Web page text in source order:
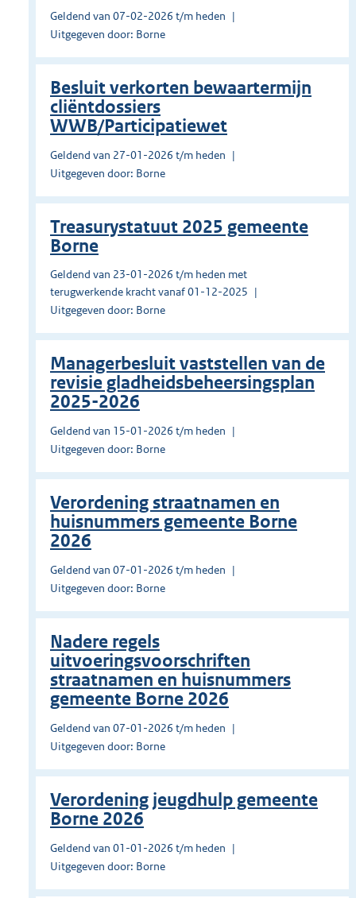
Geldend van 07-02-2026 t/m heden
Uitgegeven door: Borne
Besluit verkorten bewaartermijn
cliëntdossiers
WWB/Participatiewet
Geldend van 27-01-2026 t/m heden
Uitgegeven door: Borne
Treasurystatuut 2025 gemeente
Borne
Geldend van 23-01-2026 t/m heden met
terugwerkende kracht vanaf 01-12-2025
Uitgegeven door: Borne
Managerbesluit vaststellen van de
revisie gladheidsbeheersingsplan
2025-2026
Geldend van 15-01-2026 t/m heden
Uitgegeven door: Borne
Verordening straatnamen en
huisnummers gemeente Borne
2026
Geldend van 07-01-2026 t/m heden
Uitgegeven door: Borne
Nadere regels
uitvoeringsvoorschriften
straatnamen en huisnummers
gemeente Borne 2026
Geldend van 07-01-2026 t/m heden
Uitgegeven door: Borne
Verordening jeugdhulp gemeente
Borne 2026
Geldend van 01-01-2026 t/m heden
Uitgegeven door: Borne